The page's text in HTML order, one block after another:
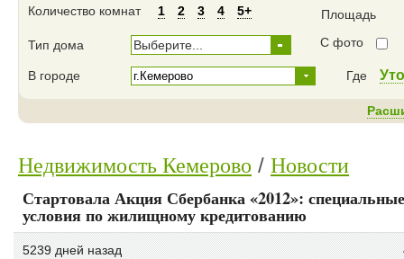
Количество комнат 1 2 3 4 5+ Площадь
Тип дома Выберите... С фото
В городе Где
Недвижимость Кемерово Новости
Стартовала Акция Сбербанка «2012»: специальные
условия по жилищному кредитованию
5239 дней назад